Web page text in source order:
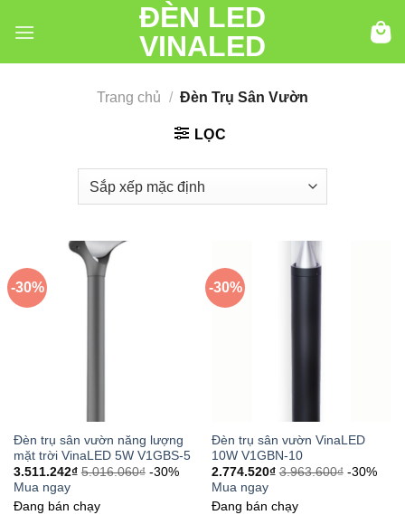
đến
ĐÈN LED
VINALED
Trang chủ / Đèn Trụ Sân Vườn
LỌC
-30%
Đèn trụ sân vườn năng lượng
mặt trời VinaLED 5W V1GBS-5
3.511.242₫ 5.016.060₫ -30%
Mua ngay
Đang bán chạy
-30%
Đèn trụ sân vườn VinaLED
10W V1GBN-10
2.774.520₫ 3.963.600₫ -30%
Mua ngay
Đang bán chạy